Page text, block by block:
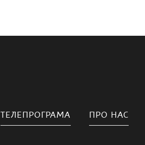
ТЕЛЕПРОГРАМА ПРО НАС